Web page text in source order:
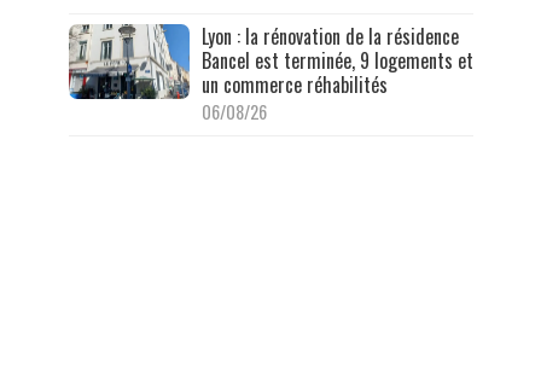
Lyon : la rénovation de la résidence
Bancel est terminée, 9 logements et
un commerce réhabilités
06/08/26